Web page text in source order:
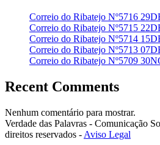
Correio do Ribatejo Nº5716
Correio do Ribatejo Nº5715
Correio do Ribatejo Nº5714
Correio do Ribatejo Nº5713
Correio do Ribatejo Nº5709
Recent Comments
Nenhum comentário para mostrar.
Verdade das Palavras - Comunicação
direitos reservados - Aviso Legal